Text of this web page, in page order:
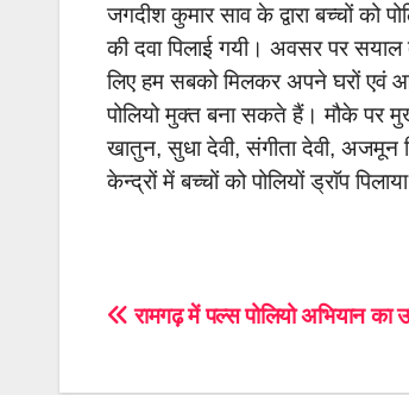
जगदीश कुमार साव के द्वारा बच्चों को
की दवा पिलाई गयी। अवसर पर
लिए हम सबको मिलकर अपने घरों एवं
पोलियो मुक्त बना सकते हैं।मौके पर
खातुन, सुधा देवी, संगीता देवी, अजमून
केन्द्रों में बच्चों को पोलियों ड्राॅप
Post
रामगढ़ में पल्स पोलियो अभियान का